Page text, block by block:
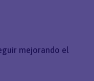
mejorando el